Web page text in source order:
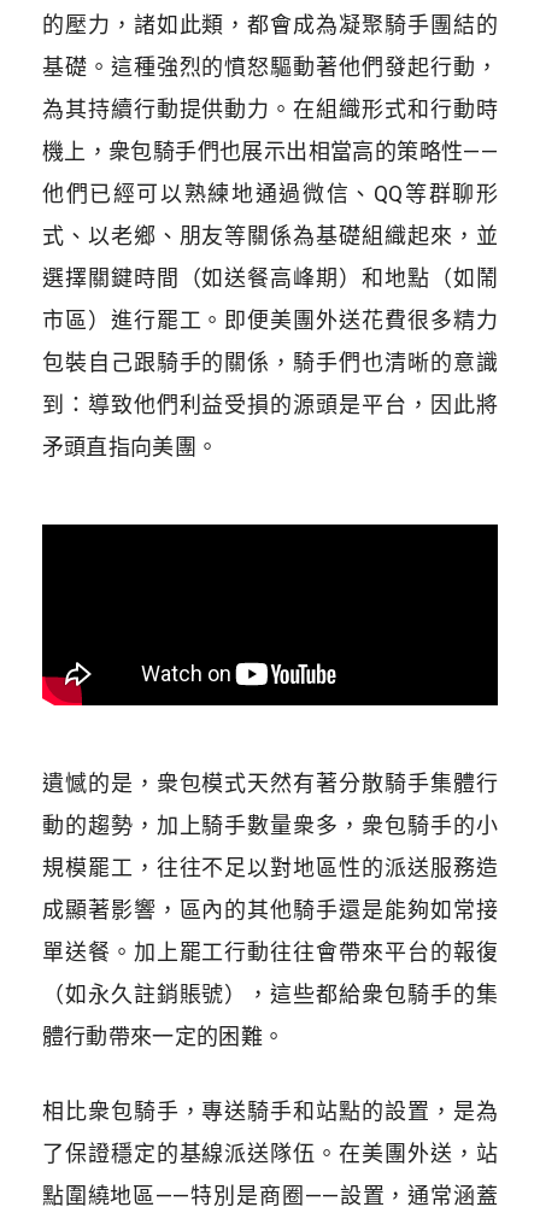
的壓力，諸如此類，都會成為凝聚騎手團結的
基礎。這種強烈的憤怒驅動著他們發起行動，
為其持續行動提供動力。在組織形式和行動時
機上，衆包騎手們也展示出相當高的策略性——
他們已經可以熟練地通過微信、QQ等群聊形
式、以老鄉、朋友等關係為基礎組織起來，並
選擇關鍵時間（如送餐高峰期）和地點（如鬧
市區）進行罷工。即便美團外送花費很多精力
包裝自己跟騎手的關係，騎手們也清晰的意識
到：導致他們利益受損的源頭是平台，因此將
矛頭直指向美團。
遺憾的是，衆包模式天然有著分散騎手集體行
動的趨勢，加上騎手數量衆多，衆包騎手的小
規模罷工，往往不足以對地區性的派送服務造
成顯著影響，區內的其他騎手還是能夠如常接
單送餐。加上罷工行動往往會帶來平台的報復
（如永久註銷賬號），這些都給衆包騎手的集
體行動帶來一定的困難。
相比衆包騎手，專送騎手和站點的設置，是為
了保證穩定的基線派送隊伍。在美團外送，站
點圍繞地區——特別是商圈——設置，通常涵蓋